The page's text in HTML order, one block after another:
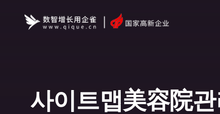
사이트맵美容院